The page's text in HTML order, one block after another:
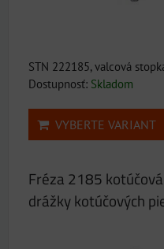
STN 222185, valcová
Dostupnosť: Skladom
VYBERTE VARIANT
Fréza 2185
drážky kotúčových